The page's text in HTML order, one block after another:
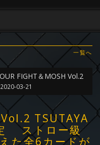
一覧へ
FIGHT＆MOSH Vol.2
2020-03-21
TSUTAYA
ストロー級
た全6カードが